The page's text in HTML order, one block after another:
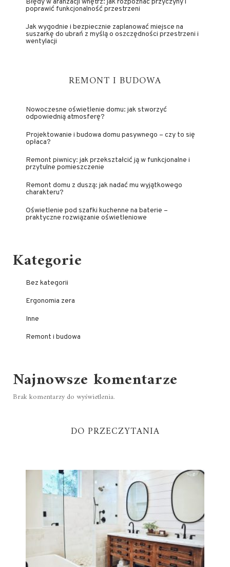
poprawić funkcjonalność przestrzeni
Jak wygodnie i bezpiecznie zaplanować miejsce na
suszarkę do ubrań z myślą o oszczędności przestrzeni i
wentylacji
REMONT I BUDOWA
Nowoczesne oświetlenie domu: jak stworzyć
odpowiednią atmosferę?
Projektowanie i budowa domu pasywnego – czy to się
opłaca?
Remont piwnicy: jak przekształcić ją w funkcjonalne i
przytulne pomieszczenie
Remont domu z duszą: jak nadać mu wyjątkowego
charakteru?
Oświetlenie pod szafki kuchenne na baterie –
praktyczne rozwiązanie oświetleniowe
Kategorie
Bez kategorii
Ergonomia zera
Inne
Remont i budowa
Najnowsze komentarze
Brak komentarzy do wyświetlenia.
DO PRZECZYTANIA